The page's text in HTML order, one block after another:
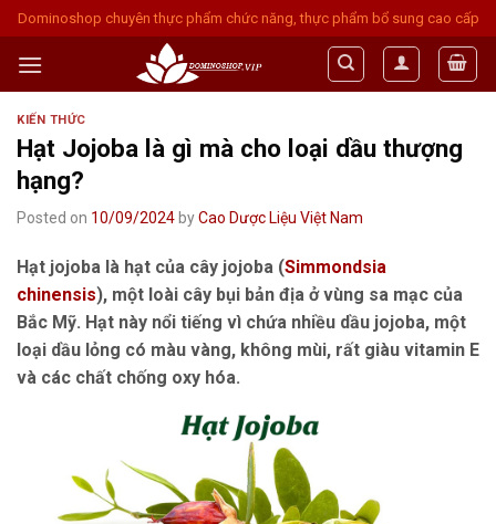
Skip
to
content
Dominoshop chuyên thực phẩm chức năng, thực phẩm bổ sung cao cấp
KIẾN THỨC
Hạt Jojoba là gì mà cho loại dầu thượng
hạng?
Posted on 10/09/2024 byCao Dược Liệu Việt Nam
Hạt jojoba là hạt của cây jojoba (Simmondsia
chinensis), một loài cây bụi bản địa ở vùng sa mạc của
Bắc Mỹ. Hạt này nổi tiếng vì chứa nhiều dầu jojoba, một
loại dầu lỏng có màu vàng, không mùi, rất giàu vitamin E
và các chất chống oxy hóa.